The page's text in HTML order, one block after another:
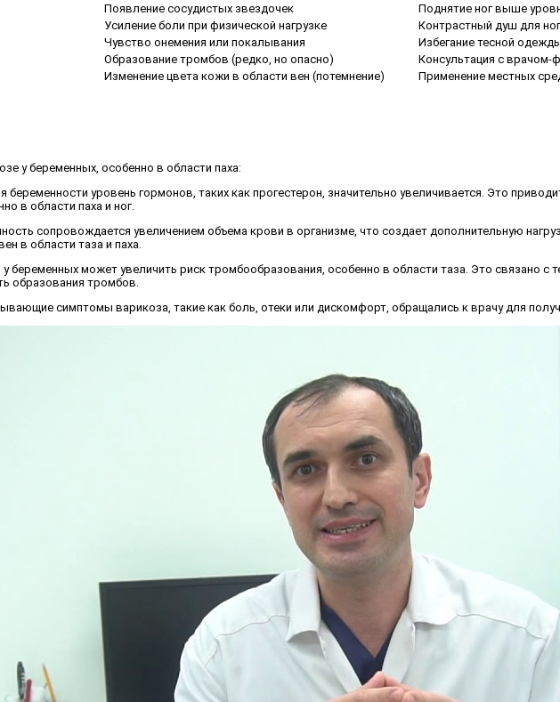
Появление сосудистых звездочек
Поднятие ног выше
Усиление боли при физической нагрузке
Контрастный душ для ног
Чувство онемения или покалывания
Избегание тесной
Образование тромбов (редко, но опасно)
Консультация с врачом-
Изменение цвета кожи в области вен (потемнение) Применение местных
у беременных, особенно в области паха:
беременности уровень гормонов, таких как прогестерон, значительно увеличивается. Это
в области паха и ног.
сопровождается увеличением объема крови в организме, что создает дополнительную
в области таза и паха.
у беременных может увеличить риск тромбообразования, особенно в области таза. Это связано с
образования тромбов.
симптомы варикоза, такие как боль, отеки или дискомфорт, обращались к врачу для